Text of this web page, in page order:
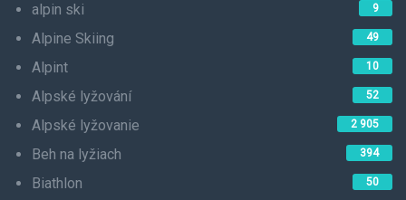
alpin ski 9
Alpine Skiing 49
Alpint 10
Alpské lyžování 52
Alpské lyžovanie 2 905
Beh na lyžiach 394
Biathlon 50